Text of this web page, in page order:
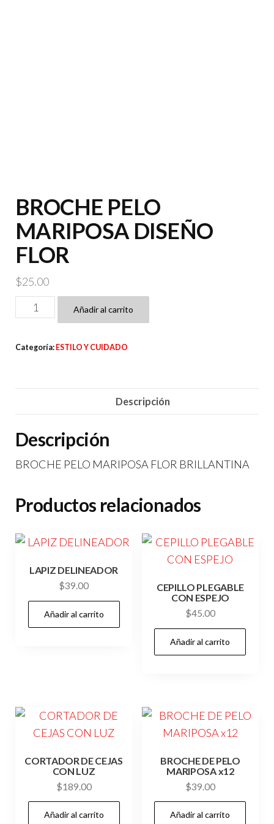
BROCHE PELO
MARIPOSA DISEÑO
FLOR
$25.00
BROCHE
PELO
DISEÑO
Añadir al carrito
Categoría: ESTILO Y CUIDADO
Descripción
Descripción
BROCHE PELO MARIPOSA FLOR BRILLANTINA
Productos relacionados
LAPIZ DELINEADOR
$39.00
Añadir al carrito
CEPILLO PLEGABLE
CON ESPEJO
$45.00
Añadir al carrito
CORTADOR DE CEJAS
CON LUZ
$189.00
Añadir al carrito
BROCHE DE PELO
MARIPOSA x12
$39.00
Añadir al carrito